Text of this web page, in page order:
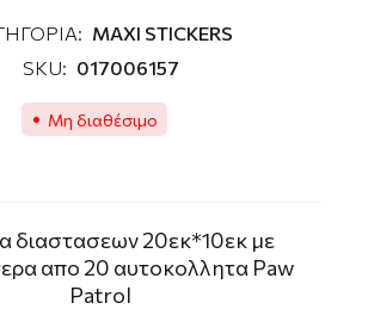
MAXI STICKERS
SKU: 017006157
Μη διαθέσιμο
διαστασεων 20εκ*10εκ με
απο 20 αυτοκολλητα Paw
Patrol